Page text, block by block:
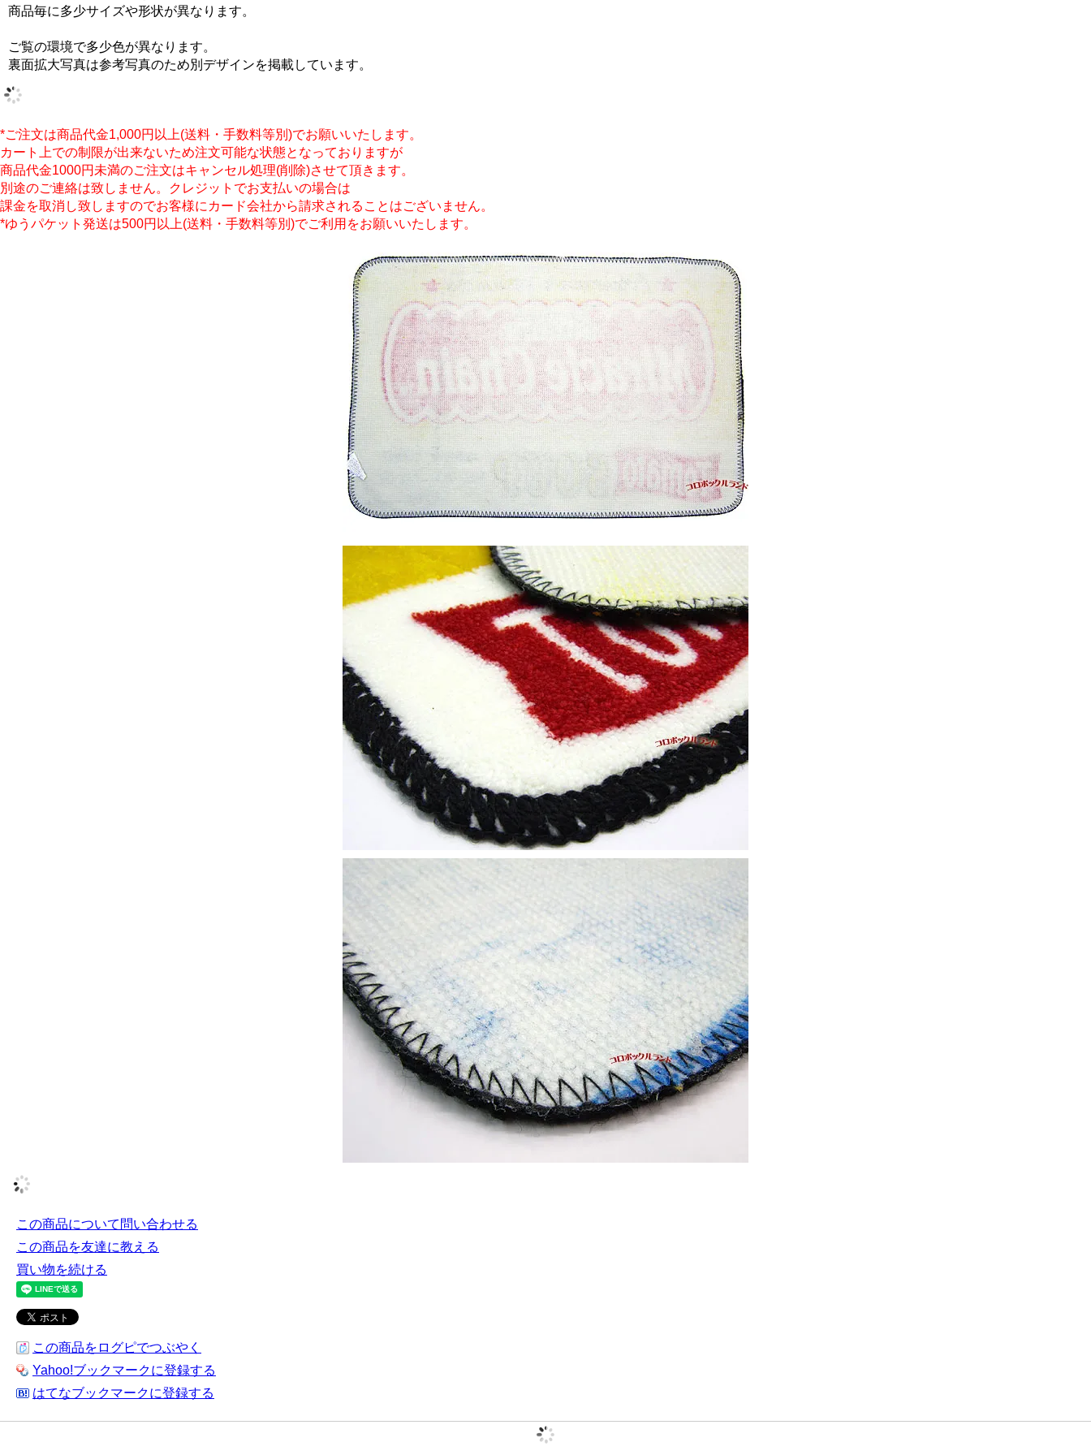
商品毎に多少サイズや形状が異なります。
ご覧の環境で多少色が異なります。
裏面拡大写真は参考写真のため別デザインを掲載しています。
*ご注文は商品代金1,000円以上(送料・手数料等別)でお願いいたします。
カート上での制限が出来ないため注文可能な状態となっておりますが
商品代金1000円未満のご注文はキャンセル処理(削除)させて頂きます。
別途のご連絡は致しません。クレジットでお支払いの場合は
課金を取消し致しますのでお客様にカード会社から請求されることはございません。
*ゆうパケット発送は500円以上(送料・手数料等別)でご利用をお願いいたします。
この商品について問い合わせる
この商品を友達に教える
買い物を続ける
この商品をログピでつぶやく
Yahoo!ブックマークに登録する
はてなブックマークに登録する